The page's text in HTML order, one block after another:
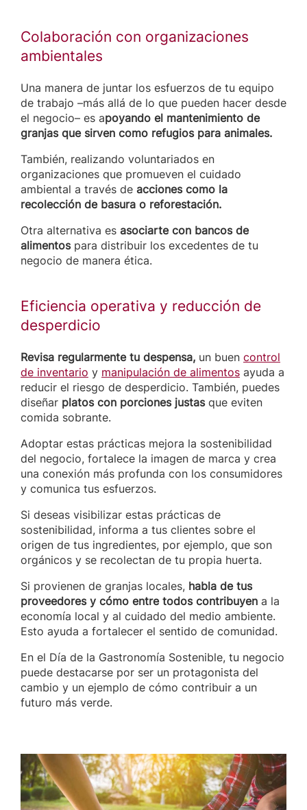
Colaboración con organizaciones
ambientales
Una manera de juntar los esfuerzos de tu equipo
de trabajo –más allá de lo que pueden hacer desde
el negocio– es apoyando el mantenimiento de
granjas que sirven como refugios para animales.
También, realizando voluntariados en
organizaciones que promueven el cuidado
ambiental a través de acciones como la
recolección de basura o reforestación.
Otra alternativa es asociarte con bancos de
alimentospara distribuir los excedentes de tu
negocio de manera ética.
Eficiencia operativa y reducción de
desperdicio
Revisa regularmente tu despensa, un buen control
de inventario y manipulación de alimentos ayuda a
reducir el riesgo de desperdicio. También, puedes
diseñar platos con porciones justasque eviten
comida sobrante.
Adoptar estas prácticas mejora la sostenibilidad
del negocio, fortalece la imagen de marca y crea
una conexión más profunda con los consumidores
y comunica tus esfuerzos.
Si deseas visibilizar estas prácticas de
sostenibilidad, informa a tus clientes sobre el
origen de tus ingredientes, por ejemplo, que son
orgánicos y se recolectan de tu propia huerta.
Si provienen de granjas locales, habla de tus
proveedores y cómo entre todos contribuyen a la
economía local y al cuidado del medio ambiente.
Esto ayuda a fortalecer el sentido de comunidad.
En el Día de la Gastronomía Sostenible, tu negocio
puede destacarse por ser un protagonista del
cambio y un ejemplo de cómo contribuir a un
futuro más verde.